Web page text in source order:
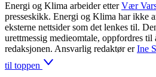
Energi og Klima arbeider etter Vær
presseskikk. Energi og Klima har ikke
eksterne nettsider som det lenkes til.
urettmessig medieomtale, oppfordres til
redaksjonen. Ansvarlig redaktør er Ine
til toppen